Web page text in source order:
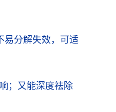
易分解失效，可适
；又能深度祛除